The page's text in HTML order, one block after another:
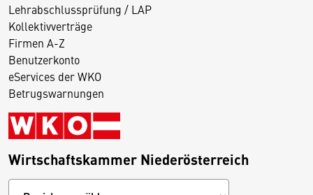
Lehrabschlussprüfung / LAP
Kollektivverträge
Firmen A-Z
Benutzerkonto
eServices der WKO
Betrugswarnungen
Wirtschaftskammer Niederösterreich